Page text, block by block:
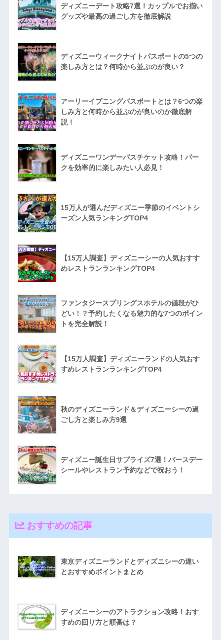
ディズニーデート攻略7選！カップルでお揃い
グッズや最高の過ごし方を徹底解説
ディズニーウィークナイトパスポートの5つの
楽しみ方とは？何時から並ぶのが良い？
アーリーイブニングパスポートとは？6つの楽
しみ方と何時から並ぶのが良いのか徹底解
説！
ディズニーワンデーパスチケット攻略！パー
クを効率的に楽しみたい人必見！
15万人が選んだディズニー季節のイベントシ
ーズン人気ランキングTOP4
【15万人調査】ディズニーシーの人気おすす
めレストランランキングTOP4
ファンタジースプリングスホテルの値段がひ
どい！？予約したくなる魅力的な7つのポイン
トを完全解説！
【15万人調査】ディズニーランドの人気おす
すめレストランランキングTOP4
秋のディズニーランド＆ディズニーシーの過
ごし方と楽しみ方9選
ディズニー誕生日サプライズ7選！バースデー
シールやレストラン予約などで祝おう！
おすすめの記事
東京ディズニーランドとディズニシーの違い
とおすすめポイントまとめ
ディズニーシーのアトラクション攻略！おす
すめの回り方と順番は？